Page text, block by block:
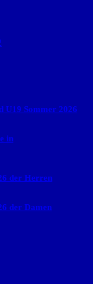
U19 Sommer 2026
in
der Herren
der Damen